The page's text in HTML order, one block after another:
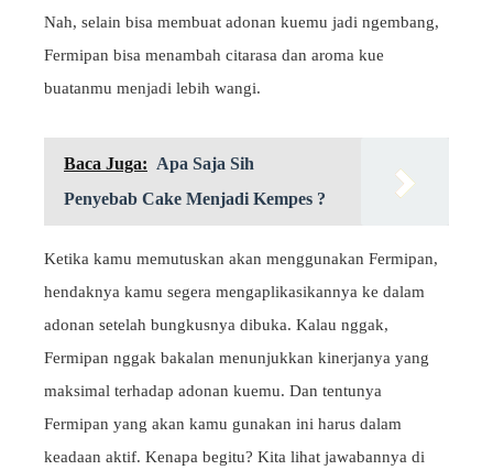
Nah, selain bisa membuat adonan kuemu jadi ngembang,
Fermipan bisa menambah citarasa dan aroma kue
buatanmu menjadi lebih wangi.
Baca Juga: Apa Saja Sih
Penyebab Cake Menjadi Kempes ?
Ketika kamu memutuskan akan menggunakan Fermipan,
hendaknya kamu segera mengaplikasikannya ke dalam
adonan setelah bungkusnya dibuka. Kalau nggak,
Fermipan nggak bakalan menunjukkan kinerjanya yang
maksimal terhadap adonan kuemu. Dan tentunya
Fermipan yang akan kamu gunakan ini harus dalam
keadaan aktif. Kenapa begitu? Kita lihat jawabannya di